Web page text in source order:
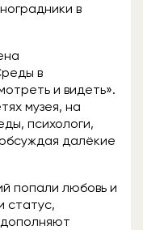
в
в
и видеть».
музея, на
психологи,
далёкие
попали любовь и
статус,